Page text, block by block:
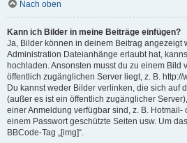
Nach oben
Kann ich Bilder in meine Beiträge einfügen?
Ja, Bilder können in deinem Beitrag angezeigt
Administration Dateianhänge erlaubt hat,
hochladen. Ansonsten musst du zu einem Bild
öffentlich zugänglichen Server liegt, z. B.
Du kannst weder Bilder verlinken, die sich auf
(außer es ist ein öffentlich zugänglicher
einer Anmeldung verfügbar sind, z. B. Hotmail-
einem Passwort geschützte Seiten usw. Um
BBCode-Tag „[img]“.